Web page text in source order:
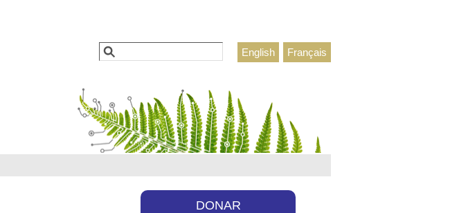
Français
English
Formulario de búsqueda
Buscar
DONAR